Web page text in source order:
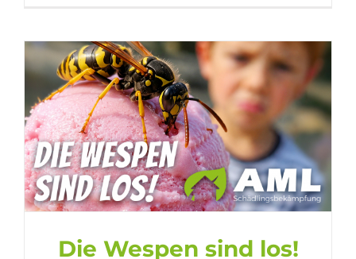
Die Wespen sind los!